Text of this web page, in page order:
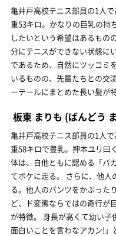
亀井戸高校テニス部員の1人
重53キロ。かなりの巨乳の持
したいという希望はあるもの
分にテニスができない状態に
であるため、自然にツッコミ
いるものの、先輩たちとの交
ーテールにまとめた長い髪が
板東 まりも (ばんどう
亀井戸高校テニス部員の1人
重58キロで豊乳。押本ユリ曰
体は、自他ともに認める「バ
てボケに走る。 さらに、他
る。他人のパンツをかぶった
ど、ド変態ならではの奇行が
が特徴。 身長が高くて幼い
面白いことを言わなアカン!」